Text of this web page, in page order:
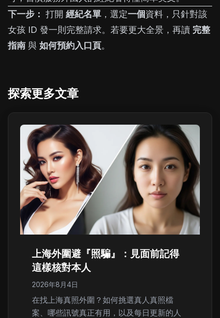
下一步： 打開 經紀名單 ，選定一個資料，只針對該
女孩 ID 發一則完整請求。若要更大全景，再讀 完整
指南 與 如何預約入口頁。
探索更多文章
上海外圍避『照騙』：見面前記得
這樣核對本人
2026年8月4日
在找上海真照外圍？如何挑選真人真照檔
案、哪些訊號真正有用，以及每日更新的人